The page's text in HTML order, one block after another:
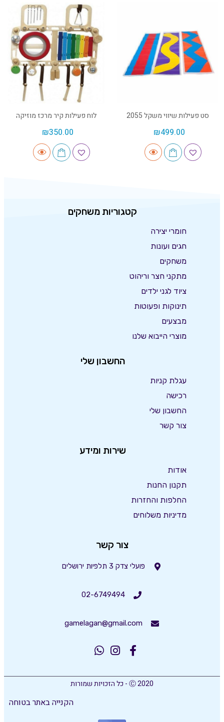
סט פעילות שיווי משקל 2055
₪499.00
לוח פעילות קיר מרכז מוזיקה
₪350.00
קטגוריות משחקים
חומרי יצירה
חגים ועונות
משחקים
מתקני חצר וריהוט
ציוד לגני ילדים
תינוקות ופעוטות
מבצעים
מוצרי הייבוא שלנו
החשבון שלי
עגלת קניות
רכישה
החשבון שלי
צור קשר
שירות ומידע
אודות
תקנון החנות
החלפות והחזרות
מדיניות משלוחים
צור קשר
פועלי צדק 3 תלפיות ירושלים
02-6749494
gamelagan@gmail.com
Ⓒ 2020 - כל הזכויות שמורות
הקנייה באתר בטוחה